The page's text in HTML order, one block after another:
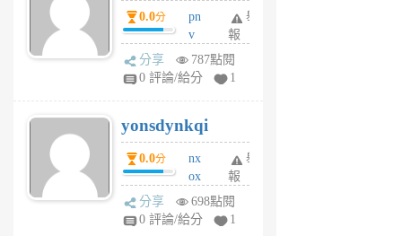
月
前
0.0分
pn
v
wt
sv
6
個
月
前
舉
報
分享
787點閱
0 評論/給分
1
yonsdynkqi
0.0分
nx
ox
rh
pe
舉
報
分享
698點閱
0 評論/給分
1